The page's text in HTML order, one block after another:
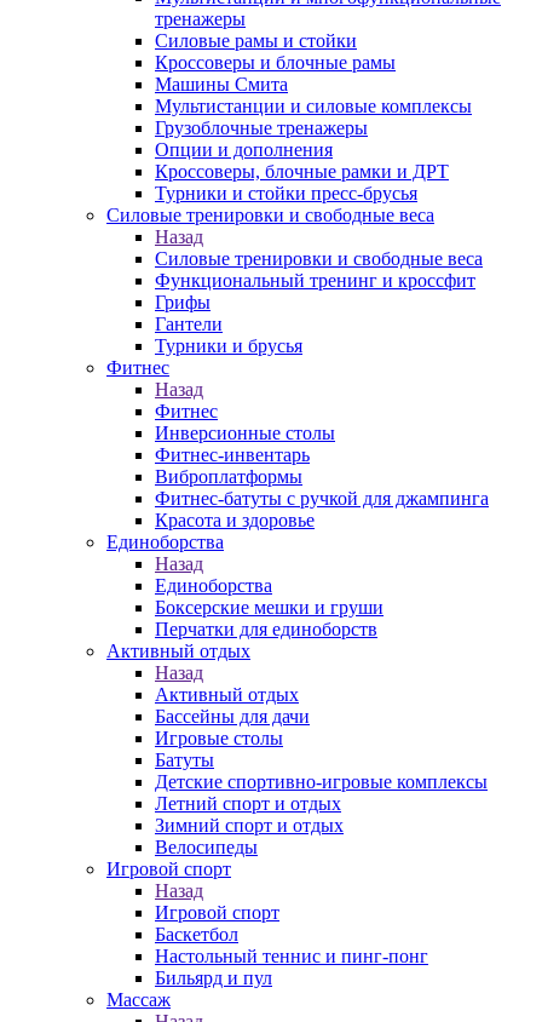
тренажеры
Силовые рамы и стойки
Кроссоверы и блочные рамы
Машины Смита
Мультистанции и силовые комплексы
Грузоблочные тренажеры
Опции и дополнения
Кроссоверы, блочные рамки и ДРТ
Турники и стойки пресс-брусья
Силовые тренировки и свободные веса
Назад
Силовые тренировки и свободные веса
Функциональный тренинг и кроссфит
Грифы
Гантели
Турники и брусья
Фитнес
Назад
Фитнес
Инверсионные столы
Фитнес-инвентарь
Виброплатформы
Фитнес-батуты с ручкой для джампинга
Красота и здоровье
Единоборства
Назад
Единоборства
Боксерские мешки и груши
Перчатки для единоборств
Активный отдых
Назад
Активный отдых
Бассейны для дачи
Игровые столы
Батуты
Детские спортивно-игровые комплексы
Летний спорт и отдых
Зимний спорт и отдых
Велосипеды
Игровой спорт
Назад
Игровой спорт
Баскетбол
Настольный теннис и пинг-понг
Бильярд и пул
Массаж